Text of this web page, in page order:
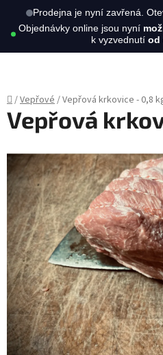
Prodejna je nyní zavřená.
Objednávky online jsou nyní
k vyzvednutí od
Domů
/Vepřové/Vepřová krkovice - 0,8
Vepřová